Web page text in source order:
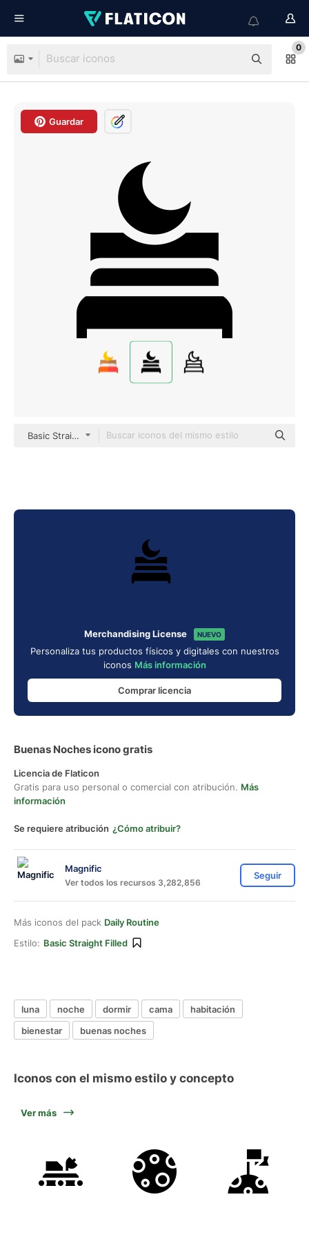
0
Guardar
Basic Straight Filled
Merchandising License NUEVO
Personaliza tus productos físicos y digitales con nuestros
iconos Más información
Comprar licencia
Buenas Noches icono gratis
Licencia de Flaticon
Gratis para uso personal o comercial con atribución. Más
información
Se requiere atribución ¿Cómo atribuir?
Magnific
Ver todos los recursos 3,282,856
Seguir
Más iconos del pack Daily Routine
Estilo: Basic Straight Filled
luna noche dormir cama
habitación
bienestar
buenas noches
Iconos con el mismo estilo y concepto
Ver más